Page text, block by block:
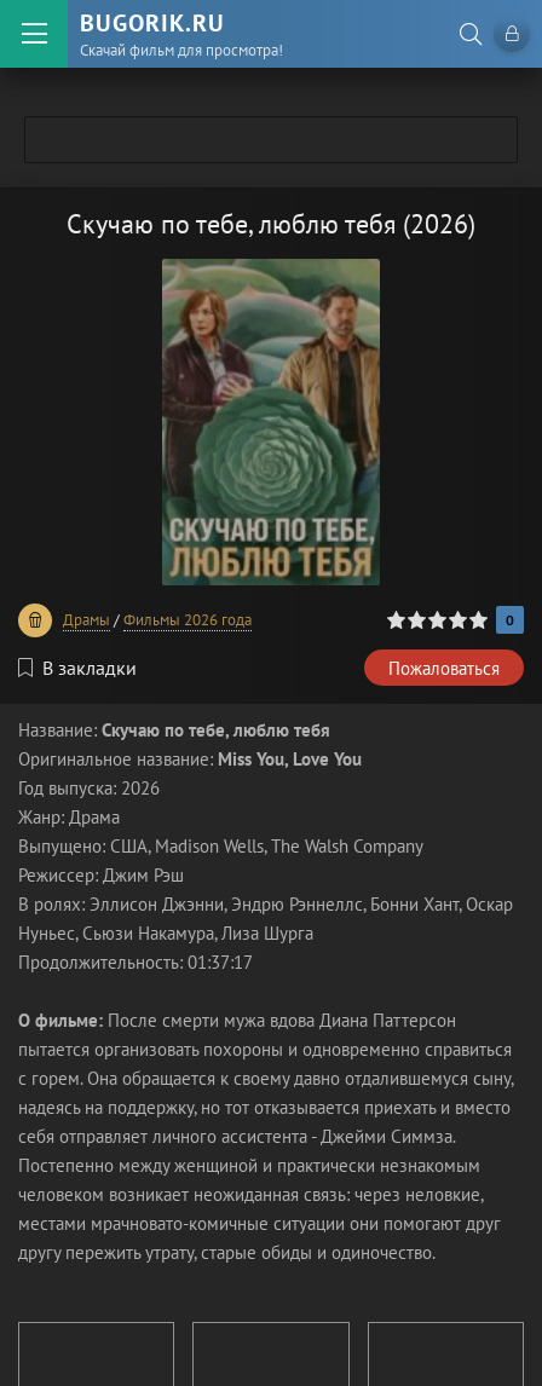
BUGORIK.RU
Скачай фильм для просмотра!
Скучаю по тебе, люблю тебя (2026)
Драмы /Фильмы 2026 года
0 0
В закладки Пожаловаться
Название: Скучаю по тебе, люблю тебя
Оригинальное название: Miss You, Love You
Год выпуска: 2026
Жанр: Драма
Выпущено: США, Madison Wells, The Walsh Company
Режиссер: Джим Рэш
В ролях: Эллисон Джэнни, Эндрю Рэннеллс, Бонни Хант, Оскар
Нуньес, Сьюзи Накамура, Лиза Шурга
Продолжительность: 01:37:17
О фильме: После смерти мужа вдова Диана Паттерсон
пытается организовать похороны и одновременно справиться
с горем. Она обращается к своему давно отдалившемуся сыну,
надеясь на поддержку, но тот отказывается приехать и вместо
себя отправляет личного ассистента - Джейми Симмза.
Постепенно между женщиной и практически незнакомым
человеком возникает неожиданная связь: через неловкие,
местами мрачновато-комичные ситуации они помогают друг
другу пережить утрату, старые обиды и одиночество.